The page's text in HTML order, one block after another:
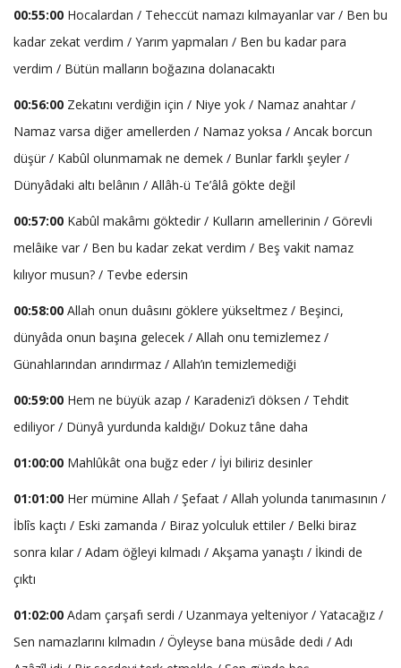
00:55:00 Hocalardan / Teheccüt namazı kılmayanlar var / Ben bu
kadar zekat verdim / Yarım yapmaları / Ben bu kadar para
verdim / Bütün malların boğazına dolanacaktı
00:56:00 Zekatını verdiğin için / Niye yok / Namaz anahtar /
Namaz varsa diğer amellerden / Namaz yoksa / Ancak borcun
düşür / Kabûl olunmamak ne demek / Bunlar farklı şeyler /
Dünyâdaki altı belânın / Allâh-ü Te’âlâ gökte değil
00:57:00 Kabûl makâmı göktedir / Kulların amellerinin / Görevli
melâike var / Ben bu kadar zekat verdim / Beş vakit namaz
kılıyor musun? / Tevbe edersin
00:58:00 Allah onun duâsını göklere yükseltmez / Beşinci,
dünyâda onun başına gelecek / Allah onu temizlemez /
Günahlarından arındırmaz / Allah’ın temizlemediği
00:59:00 Hem ne büyük azap / Karadeniz’i döksen / Tehdit
ediliyor / Dünyâ yurdunda kaldığı/ Dokuz tâne daha
01:00:00 Mahlûkât ona buğz eder / İyi biliriz desinler
01:01:00 Her mümine Allah / Şefaat / Allah yolunda tanımasının /
İblîs kaçtı / Eski zamanda / Biraz yolculuk ettiler / Belki biraz
sonra kılar / Adam öğleyi kılmadı / Akşama yanaştı / İkindi de
çıktı
01:02:00 Adam çarşafı serdi / Uzanmaya yelteniyor / Yatacağız /
Sen namazlarını kılmadın / Öyleyse bana müsâde dedi / Adı